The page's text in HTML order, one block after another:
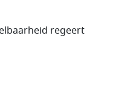
regeert